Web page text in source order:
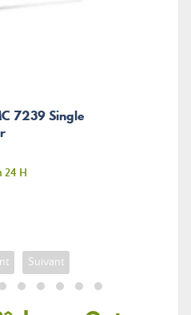
7239 Single
24 H
Suivant